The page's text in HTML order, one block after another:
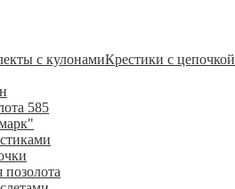
с кулонамиКрестики с цепочкой
585